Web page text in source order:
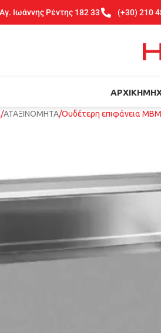
Ιωάννης Ρέντης 182 33 (+30) 210
ΑΡΧΙΚΉ
ΑΤΑΞΙΝΟΜΗΤΑ Ουδέτερη επιφάνεια ΜΒΜ